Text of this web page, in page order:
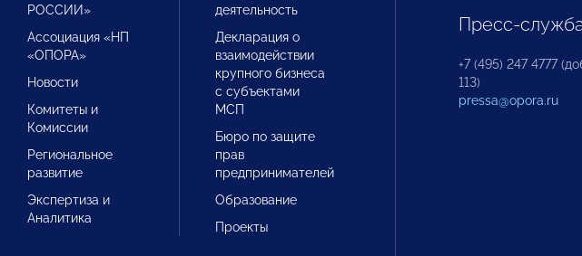
РОССИИ»
Ассоциация «НП
«ОПОРА»
Новости
Комитеты и
Комиссии
Региональное
развитие
Экспертиза и
Аналитика
деятельность
Декларация о
взаимодействии
крупного бизнеса
с субъектами
МСП
Бюро по защите
прав
предпринимателей
Образование
Проекты
Пресс-
+7 (495) 247 4777
113)
pressa@opora.ru